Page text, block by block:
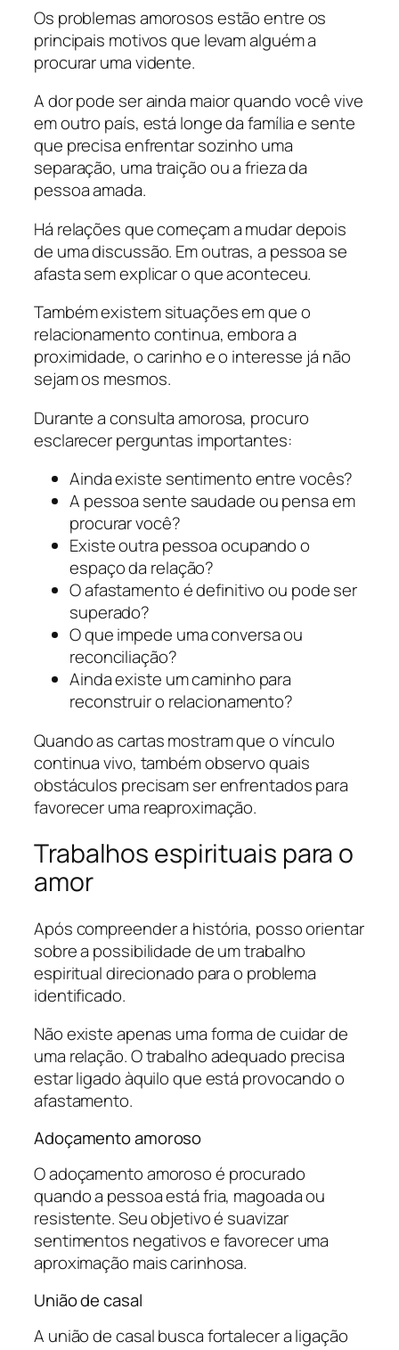
Os problemas amorosos estão entre os
principais motivos que levam alguém a
procurar uma vidente.
A dor pode ser ainda maior quando você vive
em outro país, está longe da família e sente
que precisa enfrentar sozinho uma
separação, uma traição ou a frieza da
pessoa amada.
Há relações que começam a mudar depois
de uma discussão. Em outras, a pessoa se
afasta sem explicar o que aconteceu.
Também existem situações em que o
relacionamento continua, embora a
proximidade, o carinho e o interesse já não
sejam os mesmos.
Durante a consulta amorosa, procuro
esclarecer perguntas importantes:
Ainda existe sentimento entre vocês?
A pessoa sente saudade ou pensa em
procurar você?
Existe outra pessoa ocupando o
espaço da relação?
O afastamento é definitivo ou pode ser
superado?
O que impede uma conversa ou
reconciliação?
Ainda existe um caminho para
reconstruir o relacionamento?
Quando as cartas mostram que o vínculo
continua vivo, também observo quais
obstáculos precisam ser enfrentados para
favorecer uma reaproximação.
Trabalhos espirituais para o
amor
Após compreender a história, posso orientar
sobre a possibilidade de um trabalho
espiritual direcionado para o problema
identificado.
Não existe apenas uma forma de cuidar de
uma relação. O trabalho adequado precisa
estar ligado àquilo que está provocando o
afastamento.
Adoçamento amoroso
O adoçamento amoroso é procurado
quando a pessoa está fria, magoada ou
resistente. Seu objetivo é suavizar
sentimentos negativos e favorecer uma
aproximação mais carinhosa.
União de casal
A união de casal busca fortalecer a ligação